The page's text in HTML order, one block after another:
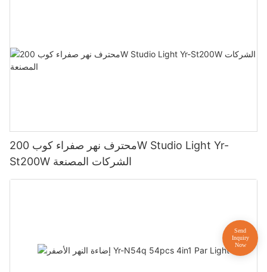
محترف نهر صفراء كوب 200W Studio Light Yr-
St200W الشركات المصنعة